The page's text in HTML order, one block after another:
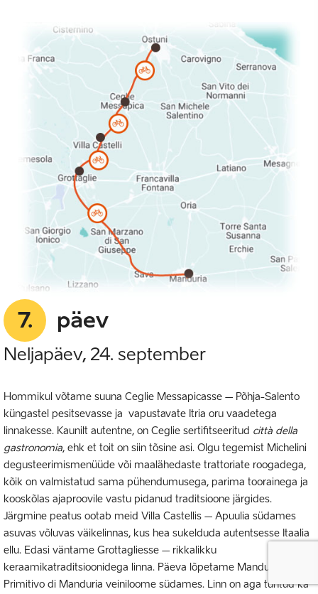
7. päev
Neljapäev, 24. september
Hommikul võtame suuna Ceglie Messapicasse – Põhja-Salento
küngastel pesitsevasse ja vapustavate Itria oru vaadetega
linnakesse. Kaunilt autentne, on Ceglie sertifitseeritud città della
gastronomia, ehk et toit on siin tõsine asi. Olgu tegemist Michelini
degusteerimismenüüde või maalähedaste trattoriate roogadega,
kõik on valmistatud sama pühendumusega, parima toorainega ja
kooskõlas ajaproovile vastu pidanud traditsioone järgides.
Järgmine peatus ootab meid Villa Castellis – Apuulia südames
asuvas võluvas väikelinnas, kus hea sukelduda autentsesse Itaalia
ellu. Edasi väntame Grottagliesse – rikkalikku
keraamikatraditsioonidega linna. Päeva lõpetame Mandurias –
Primitivo di Manduria veiniloome südames. Linn on aga tuntud ka